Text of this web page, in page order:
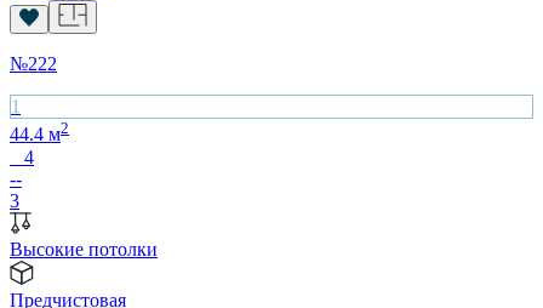
№222
1
44.4 м2
4
--
3
Высокие потолки
Предчистовая